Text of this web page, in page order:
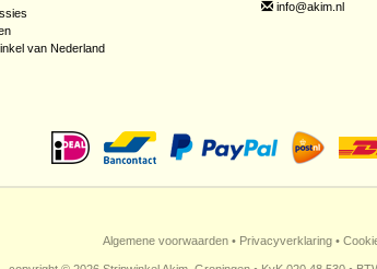
van Nederland
info@akim.nl
Algemene voorwaarden • Privacyverklaring •